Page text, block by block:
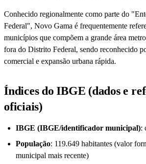
Conhecido regionalmente como parte do
Federal", Novo Gama é frequentemente
municípios que compõem a grande área
fora do Distrito Federal, sendo reconhecido
comercial e expansão urbana rápida.
Índices do IBGE (dados e
oficiais)
IBGE (IBGE/identificador municipal):
População: 119.649 habitantes (valor
municipal mais recente)